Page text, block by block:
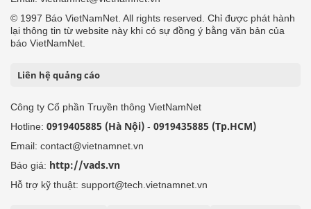
© 1997 Báo VietNamNet. All rights reserved. Chỉ được phát hành
lại thông tin từ website này khi có sự đồng ý bằng văn bản của
báo VietNamNet.
Liên hệ quảng cáo
Công ty Cổ phần Truyền thông VietNamNet
Hotline: 0919405885 (Hà Nội) - 0919435885 (Tp.HCM)
Email: contact@vietnamnet.vn
Báo giá: http://vads.vn
Hỗ trợ kỹ thuật: support@tech.vietnamnet.vn